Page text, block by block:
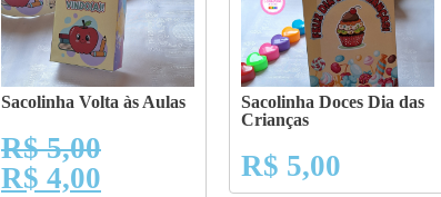
Sacolinha Volta às Aulas
R$5,00
R$ 4,00
Sacolinha Doces Dia das
Crianças
R$ 5,00